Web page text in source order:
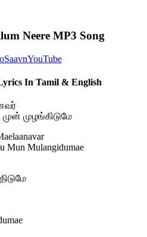
Neere MP3 Song
YouTube
In Tamil & English
முழங்கிடுமே
Mun Mulangidumae